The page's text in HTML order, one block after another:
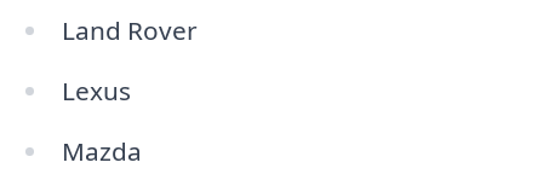
Land Rover
Lexus
Mazda